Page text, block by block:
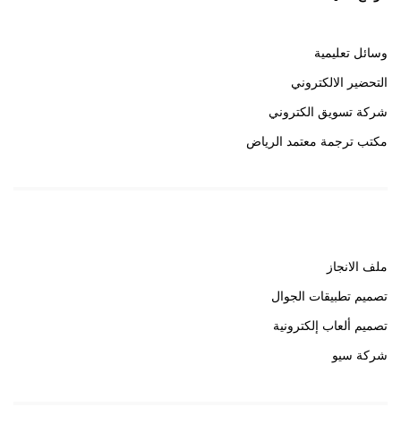
وسائل تعليمية
التحضير الالكتروني
شركة تسويق الكتروني
مكتب ترجمة معتمد الرياض
ملف الانجاز
تصميم تطبيقات الجوال
تصميم ألعاب إلكترونية
شركة سيو